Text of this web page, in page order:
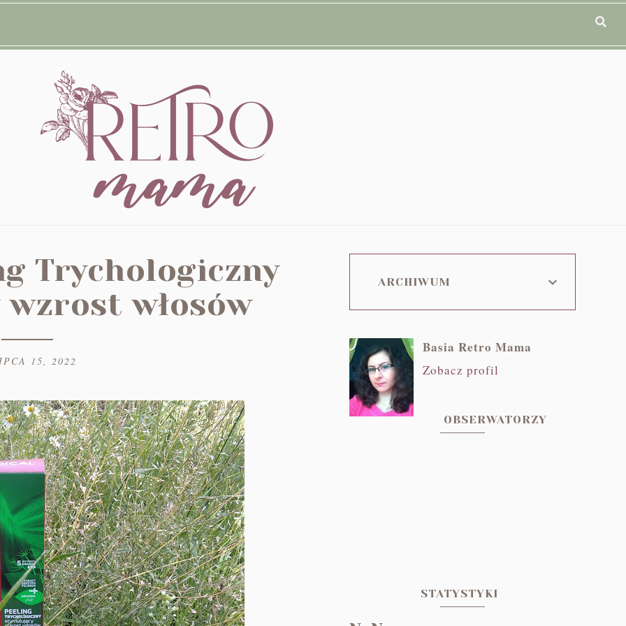
Trychologiczny
włosów
15, 2022
ARCHIWUM
Basia Retro Mama
Zobacz profil
OBSERWATORZY
STATYSTYKI